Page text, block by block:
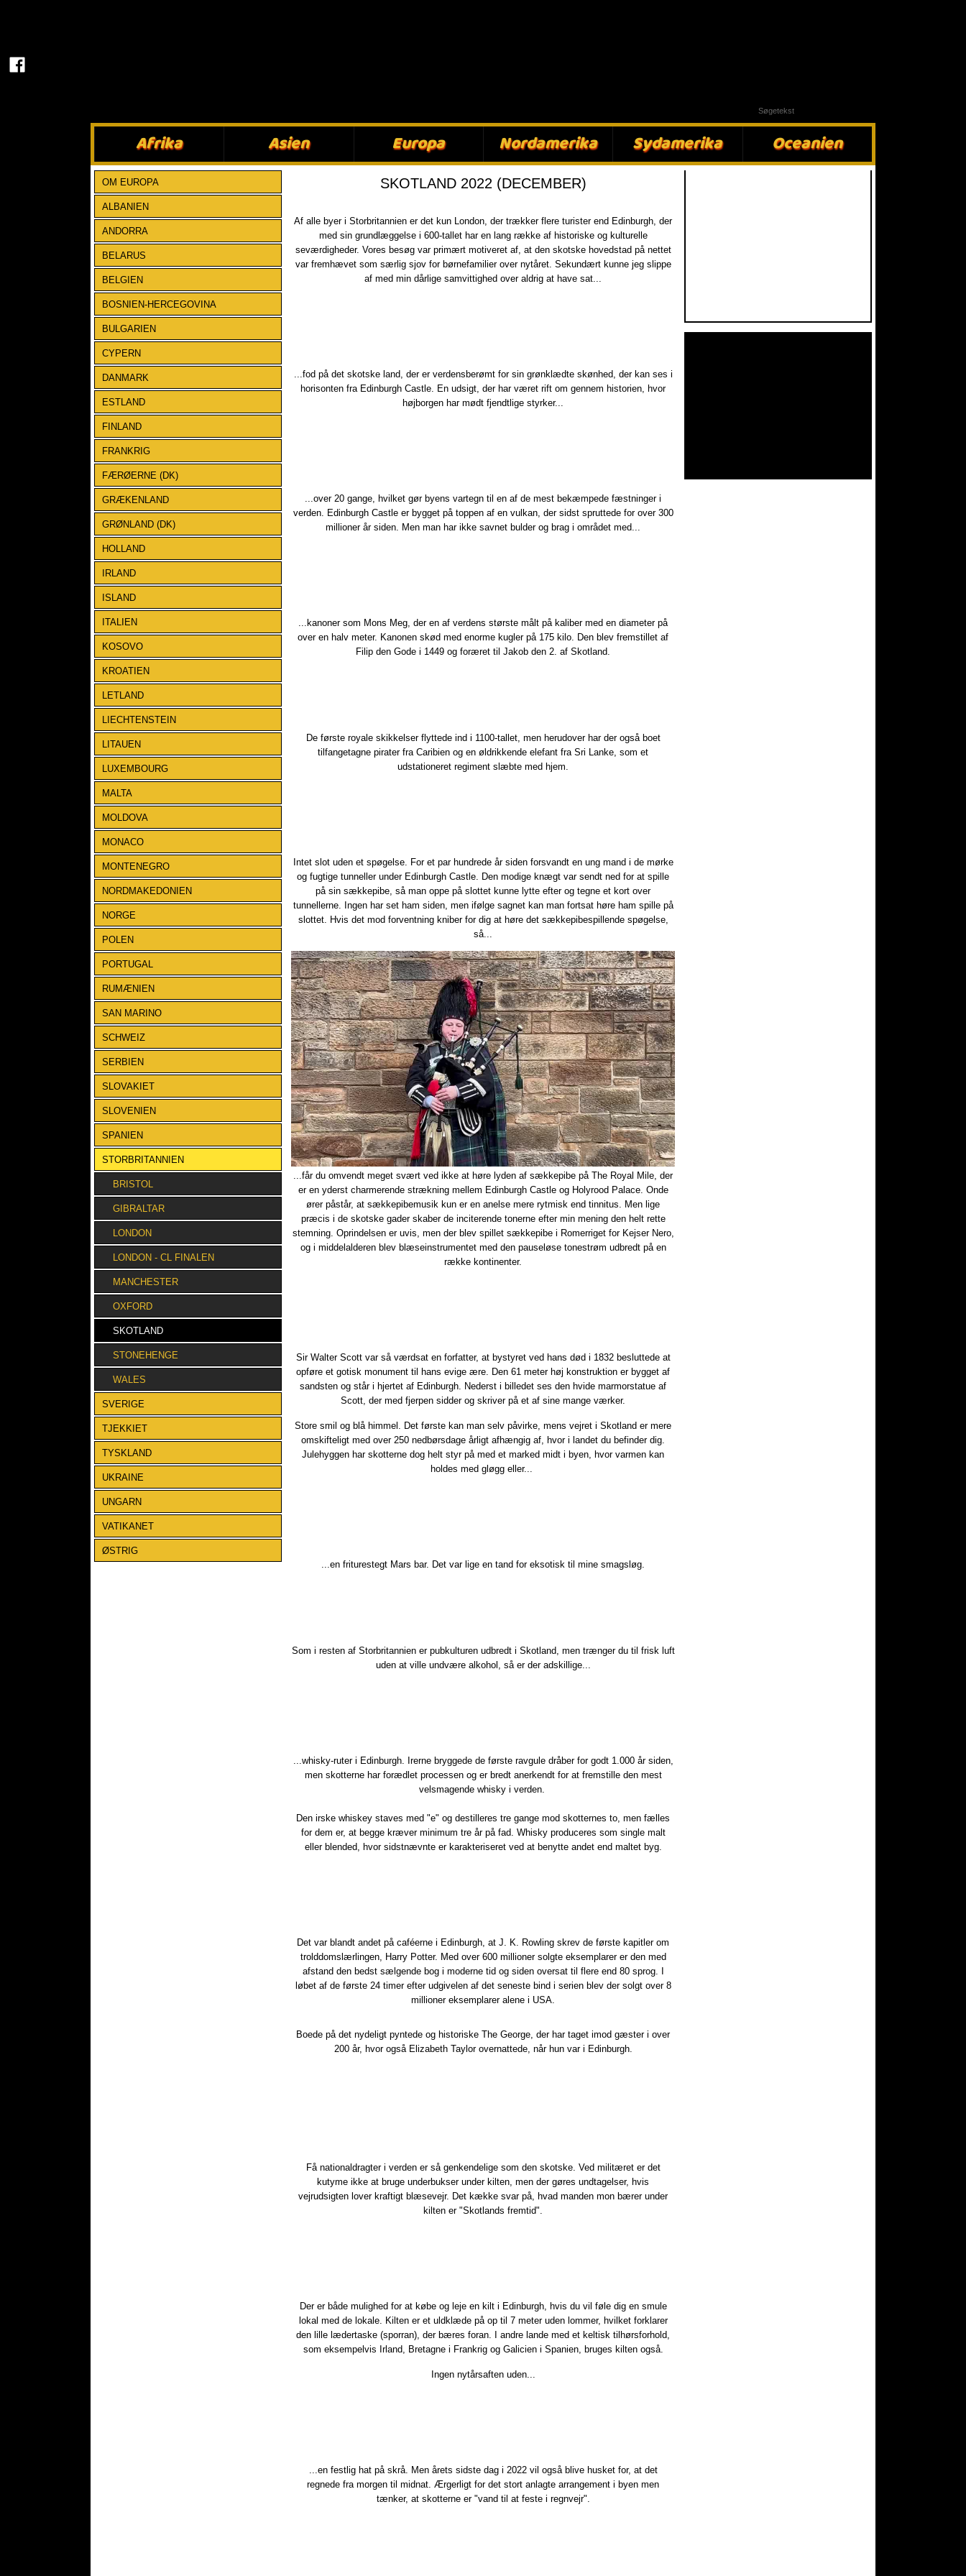
Afrika​ Asien​ Europa​ Nordamerika​ Sydamerika​ Oceanien​
OM EUROPA
ALBANIEN
ANDORRA
BELARUS
BELGIEN
BOSNIEN-HERCEGOVINA
BULGARIEN
CYPERN
DANMARK
ESTLAND
FINLAND
FRANKRIG
FÆRØERNE (DK)
GRÆKENLAND
GRØNLAND (DK)
HOLLAND
IRLAND
ISLAND
ITALIEN
KOSOVO
KROATIEN
LETLAND
LIECHTENSTEIN
LITAUEN
LUXEMBOURG
MALTA
MOLDOVA
MONACO
MONTENEGRO
NORDMAKEDONIEN
NORGE
POLEN
PORTUGAL
RUMÆNIEN
SAN MARINO
SCHWEIZ
SERBIEN
SLOVAKIET
SLOVENIEN
SPANIEN
STORBRITANNIEN
BRISTOL
GIBRALTAR
LONDON
LONDON - CL FINALEN
MANCHESTER
OXFORD
SKOTLAND
STONEHENGE
WALES
SVERIGE
TJEKKIET
TYSKLAND
UKRAINE
UNGARN
VATIKANET
ØSTRIG
SKOTLAND 2022 (DECEMBER)
​Af alle byer i Storbritannien er det kun London, der trækker flere turister end Edinburgh, der
med sin grundlæggelse i 600-tallet har en lang række af historiske og kulturelle
seværdigheder. Vores besøg var primært motiveret af, at den skotske hovedstad på nettet
var fremhævet som særlig sjov for børnefamilier over nytåret. Sekundært kunne jeg slippe
af med min dårlige samvittighed over aldrig at have sat...
...fod på det skotske land, der er verdensberømt for sin grønklædte skønhed, der kan ses i
horisonten fra Edinburgh Castle.​ En udsigt, der har været rift om gennem historien, hvor
højborgen har mødt fjendtlige styrker...
...over 20 gange, hvilket gør byens vartegn til en af de mest bekæmpede fæstninger i
verden. Edinburgh Castle er bygget på toppen af en vulkan, der sidst spruttede for over 300
millioner år siden. Men man har ikke savnet bulder og brag i området med...​
...kanoner som Mons Meg​, der en af verdens største målt på kaliber med en diameter på
over en halv meter. Kanonen skød med enorme kugler på 175 kilo. Den blev fremstillet af
Filip den Gode i 1449 og foræret til Jakob den 2. af Skotland.
De første royale skikkelser flyttede ind i 1100-tallet, men herudover har der også boet
tilfangetagne pirater fra Caribien og en øldrikkende elefant fra Sri Lanke, som et
udstationeret regiment slæbte med hjem.​
​Intet slot uden et spøgelse. For et par hundrede år siden forsvandt en ung mand i de mørke
og fugtige tunneller under Edinburgh Castle. Den modige knægt var sendt ned for at spille
på sin sækkepibe, så man oppe på slottet kunne lytte efter og tegne et kort over
tunnellerne. Ingen har set ham siden, men ifølge sagnet kan man fortsat høre ham spille på
slottet. Hvis ​det mod forventning kniber for dig at høre det sækkepibespillende spøgelse,
så...
...får du omvendt meget svært ved ikke at høre lyden af sækkepibe på The Royal Mile, der
er en yderst charmerende strækning mellem Edinburgh Castle og Holyrood Palace. Onde
ører påstår, at sækkepibemusik kun er en anelse mere rytmisk end tinnitus. Men lige
præcis i de skotske gader skaber de inciterende tonerne efter min mening den helt rette
stemning. Oprindelsen er uvis, men der blev spillet sækkepibe i Romerriget for Kejser Nero,
og i middelalderen blev blæseinstrumentet med den pauseløse tonestrøm udbredt på en
række kontinenter.
​Sir Walter Scott var så værdsat en forfatter, at bystyret ved hans død i 1832 besluttede at
opføre et gotisk monument til hans evige ære. Den 61 meter høj konstruktion er bygget af
sandsten og står i hjertet af Edinburgh. Nederst i billedet ses den hvide marmorstatue af
Scott, der med fjerpen sidder og skriver på et af sine mange værker.
Store smil og blå himmel. Det første kan man selv påvirke, mens vejret i Skotland er mere
omskifteligt med over 250 nedbørsdage årligt afhængig af, hvor i landet du befinder dig.
Julehyggen har skotterne dog helt styr på med et marked midt i byen, hvor varmen kan
holdes med gløgg eller...
...en friturestegt Mars bar. Det var lige en tand for eksotisk til mine smagsløg.
Som i resten af Storbritannien​ er pubkulturen udbredt i Skotland, men trænger du til frisk luft
uden at ville undvære alkohol, så er der adskillige...
...whisky-ruter i Edinburgh. Irerne bryggede de første ravgule dråber for godt 1.000 år siden,
men skotterne har forædlet processen og er bredt anerkendt for at fremstille den mest
velsmagende whisky i verden.​
Den irske whiskey staves med "e" og destilleres tre gange mod skotternes to, men fælles
for dem er, at begge kræver minimum tre år på fad. Whisky produceres som single malt
eller blended, hvor sidstnævnte er karakteriseret ved at benytte andet end maltet byg.
​Det var blandt andet på caféerne i Edinburgh, at J. K. Rowling skrev de første kapitler om
trolddomslærlingen, Harry Potter. Med over 600 millioner solgte eksemplarer er den med
afstand den bedst sælgende bog i moderne tid og siden oversat til flere end 80 sprog. I
løbet af de første 24 timer efter udgivelen af det seneste bind i serien blev der solgt over 8
millioner eksemplarer alene i USA.
Boede på det nydeligt pyntede og historiske The George, der har taget imod gæster i over
200 år, hvor også Elizabeth Taylor overnattede, når hun var i Edinburgh.
​Få nationaldragter i verden er så genkendelige som den skotske. Ved militæret er det
kutyme ikke at bruge underbukser under kilten, men der gøres undtagelser, hvis
vejrudsigten lover kraftigt blæsevejr. Det kække svar på, hvad manden mon bærer under
kilten er "Skotlands fremtid".​
​Der er både mulighed for at købe og leje en kilt i Edinburgh, hvis du vil føle dig en smule
lokal med de lokale. Kilten er et uldklæde på op til 7 meter uden lommer, hvilket forklarer
den lille lædertaske (sporran), der bæres foran. I andre lande med et keltisk tilhørsforhold,
som eksempelvis Irland, Bretagne i Frankrig og Galicien i Spanien, bruges kilten også.
Ingen nytårsaften uden...​
...en festlig hat på skrå. Men årets sidste dag i 2022 vil også blive husket for, at det
regnede fra morgen til midnat. Ærgerligt for det stort anlagte arrangement i byen men
tænker, at skotterne er "vand til at feste i regnvejr".​